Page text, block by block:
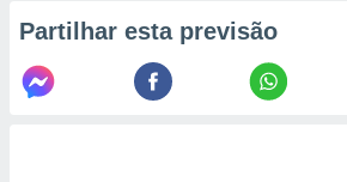
Partilhar esta previsão